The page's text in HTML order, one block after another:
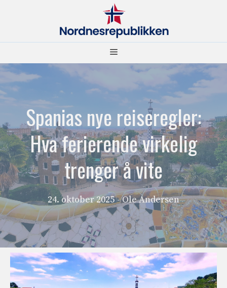
Meny
Spanias nye reiseregler:
Hva ferierende virkelig
trenger å vite
24. oktober 2025 - Ole Andersen